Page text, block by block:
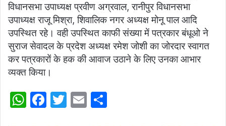
विधानसभा उपाध्यक्ष प्रवीण अग्रवाल, रानीपुर विधानसभा
उपाध्यक्ष राजू मिश्रा, शिवालिक नगर अध्यक्ष मोनू पाल आदि
उपस्थित रहे। वही उपस्थित काफी संख्या में पत्रकार बंधूओ ने
सुराज सेवादल के प्रदेश अध्यक्ष रमेश जोशी का जोरदार स्वागत
कर पत्रकारों के हक की आवाज उठाने के लिए उनका आभार
व्यक्त किया।
W F
T
E